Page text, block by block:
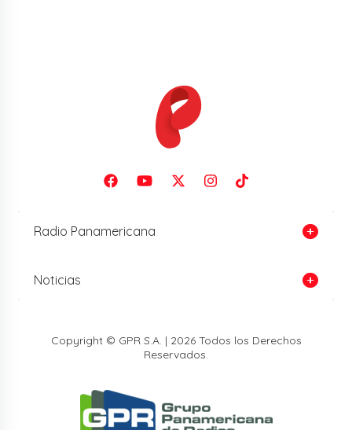
Radio Panamericana
Noticias
Copyright © GPR S.A. | 2026 Todos los Derechos
Reservados.